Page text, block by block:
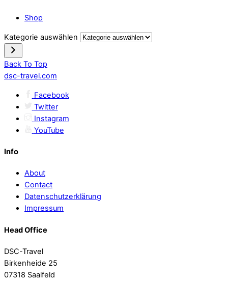
Shop
Kategorie auswählen
Back To Top
dsc-travel.com
Facebook
Twitter
Instagram
YouTube
Info
About
Contact
Datenschutzerklärung
Impressum
Head Office
DSC-Travel
Birkenheide 25
07318 Saalfeld